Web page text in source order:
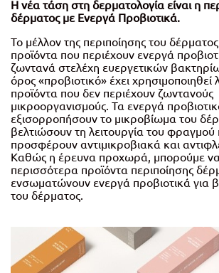
Η νέα τάση στη δερματολογία είναι η
δέρματος με Ενεργά Προβιοτικά.
Το μέλλον της περιποίησης του
προϊόντα που περιέχουν ενεργά
ζωντανά στελέχη ευεργετικών
όρος «προβιοτικό» έχει
προϊόντα που δεν περιέχουν ζωντανούς
μικροοργανισμούς. Τα ενεργά
εξισορροπήσουν το μικροβίωμα του
βελτιώσουν τη λειτουργία του φραγμού
προσφέρουν αντιμικροβιακά και
Καθώς η έρευνα προχωρά, μπορούμε να
περισσότερα προϊόντα περιποίησης
ενσωματώνουν ενεργά προβιοτικά για
του δέρματος.